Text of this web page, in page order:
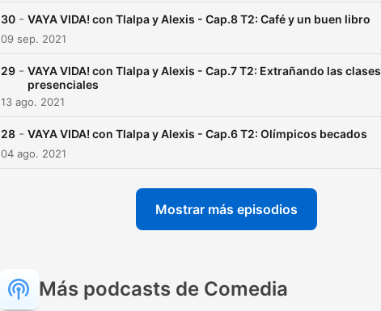
30 - VAYA VIDA! con Tlalpa y Alexis - Cap.8 T2: Café y un buen libro
09 sep. 2021
29 - VAYA VIDA! con Tlalpa y Alexis - Cap.7 T2: Extrañando las clases
presenciales
13 ago. 2021
28 - VAYA VIDA! con Tlalpa y Alexis - Cap.6 T2: Olímpicos becados
04 ago. 2021
Mostrar más episodios
Más podcasts de Comedia